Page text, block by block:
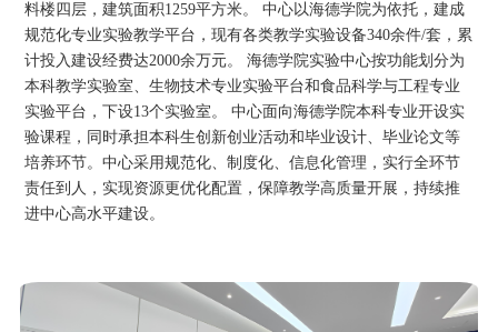
料楼四层，建筑面积1259平方米。 中心以海德学院为依托，建成
规范化专业实验教学平台，现有各类教学实验设备340余件/套，累
计投入建设经费达2000余万元。 海德学院实验中心按功能划分为
本科教学实验室、生物技术专业实验平台和食品科学与工程专业
实验平台，下设13个实验室。 中心面向海德学院本科专业开设实
验课程，同时承担本科生创新创业活动和毕业设计、毕业论文等
培养环节。中心采用规范化、制度化、信息化管理，实行全环节
责任到人，实现资源更优化配置，保障教学高质量开展，持续推
进中心高水平建设。